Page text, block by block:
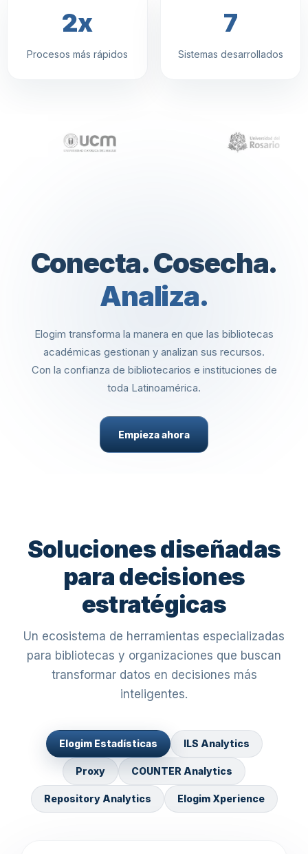
2x
Procesos más rápidos
7
Sistemas desarrollados
Conecta. Cosecha.
Analiza.
Elogim transforma la manera en que las bibliotecas
académicas gestionan y analizan sus recursos.
Con la confianza de bibliotecarios e instituciones de
toda Latinoamérica.
Empieza ahora
Soluciones diseñadas
para decisiones
estratégicas
Un ecosistema de herramientas especializadas
para bibliotecas y organizaciones que buscan
transformar datos en decisiones más
inteligentes.
Elogim Estadísticas ILS Analytics
Proxy COUNTER Analytics
Repository Analytics Elogim Xperience